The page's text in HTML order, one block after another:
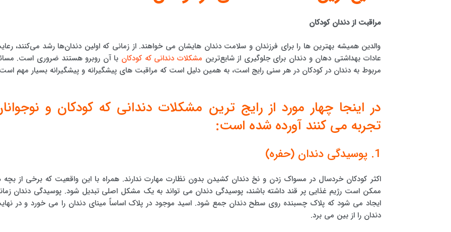
مراقبت از دندان کودکان
والدین همیشه بهترین ها را برای فرزندان و سلامت دندان هایشان می خواهند. از زمانی که اولین دندان‌ها رشد می‌کنند،
عادات بهداشتی دهان و دندان برای جلوگیری از شایع‌ترین مشکلات دندانی که کودکان با آن روبرو هستند ضروری است.
مربوط به دندان در کودکان در هر سنی رایج است، به همین دلیل است که مراقبت های پیشگیرانه و پیشگیرانه بسیار مهم
در اینجا چهار مورد از رایج ترین مشکلات دندانی که کودکان و
تجربه می کنند آورده شده است:
1. پوسیدگی دندان (حفره)
اکثر کودکان خردسال در مسواک زدن و نخ دندان کشیدن بدون نظارت مهارت ندارند. همراه با این واقعیت که برخی از بچه
ممکن است رژیم غذایی پر قند داشته باشند، پوسیدگی دندان می تواند به یک مشکل اصلی تبدیل شود. پوسیدگی دندان
ایجاد می شود که پلاک چسبنده روی سطح دندان جمع شود. اسید موجود در پلاک اساساً مینای دندان را می خورد و در
دندان را از بین می برد.